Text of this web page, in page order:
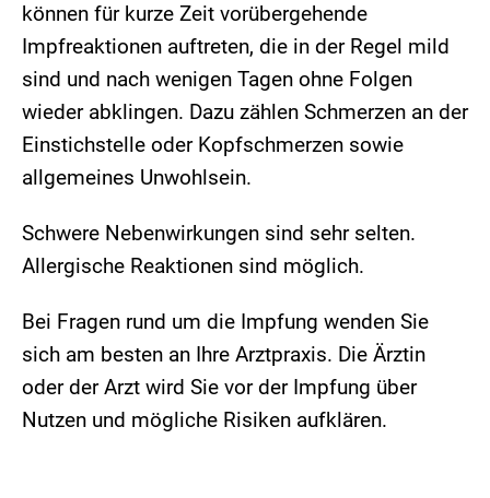
können für kurze Zeit vorübergehende
Impfreaktionen auftreten, die in der Regel mild
sind und nach wenigen Tagen ohne Folgen
wieder abklingen. Dazu zählen Schmerzen an der
Einstichstelle oder Kopfschmerzen sowie
allgemeines Unwohlsein.
Schwere Nebenwirkungen sind sehr selten.
Allergische Reaktionen sind möglich.
Bei Fragen rund um die Impfung wenden Sie
sich am besten an Ihre Arztpraxis. Die Ärztin
oder der Arzt wird Sie vor der Impfung über
Nutzen und mögliche Risiken aufklären.